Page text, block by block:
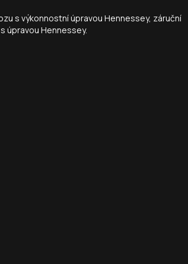
s výkonnostní úpravou Hennessey, záruční
úpravou Hennessey.